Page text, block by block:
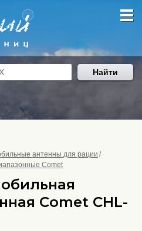
Найти
антенны для рации
Comet
Comet CHL-